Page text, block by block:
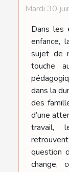
Mardi 30
Dans les
enfance,
sujet de
touche
dans la
des
d’une
travail,
question
change,